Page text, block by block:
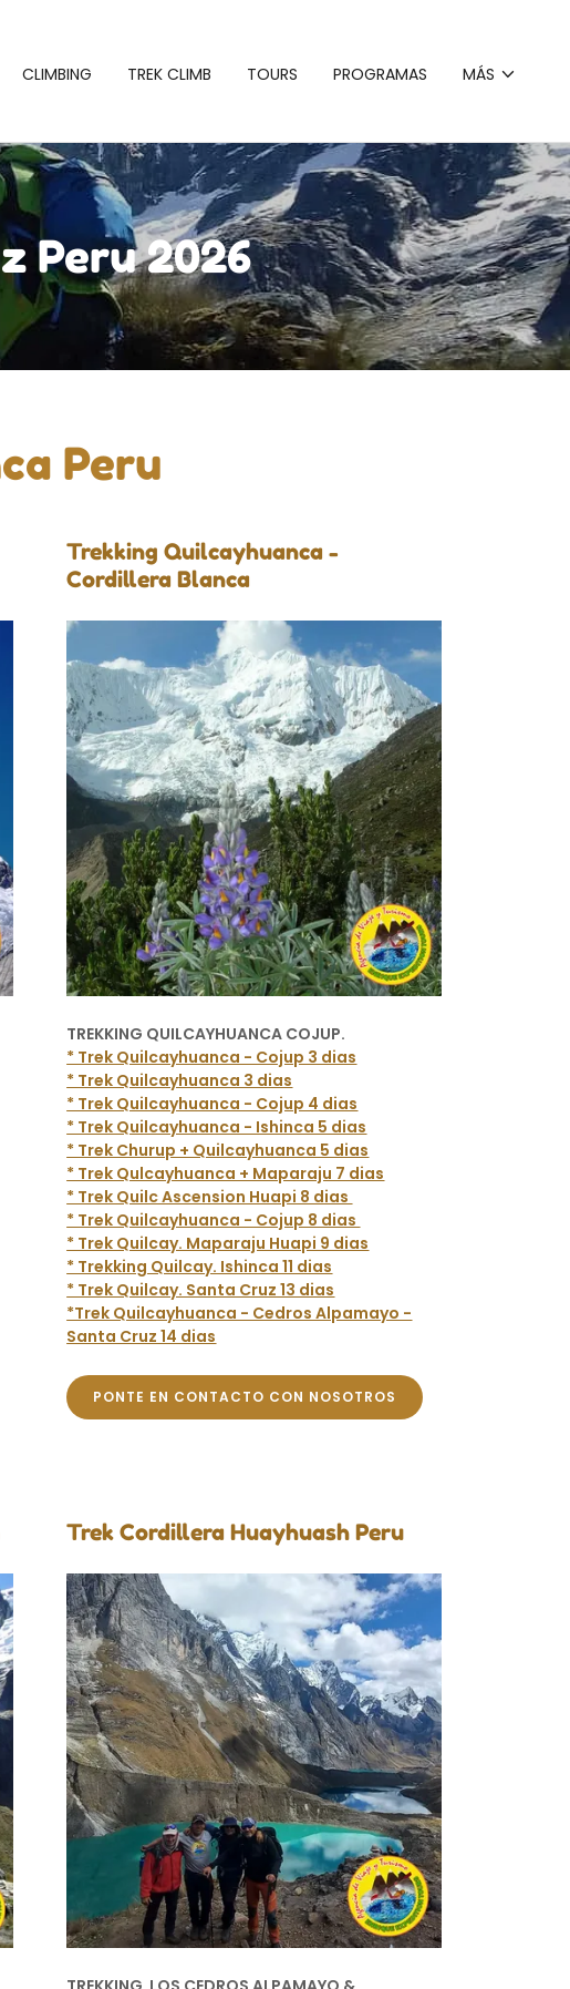
CLIMBING TREK CLIMB TOURS PROGRAMAS MÁS
Peru 2026
Peru
Trekking Quilcayhuanca -
Cordillera Blanca
TREKKING QUILCAYHUANCA COJUP.
* Trek Quilcayhuanca - Cojup 3 dias
* Trek Quilcayhuanca 3 dias
* Trek Quilcayhuanca - Cojup 4 dias
* Trek Quilcayhuanca - Ishinca 5 dias
* Trek Churup + Quilcayhuanca 5 dias
* Trek Qulcayhuanca + Maparaju 7 dias
* Trek Quilc Ascension Huapi 8 dias
* Trek Quilcayhuanca - Cojup 8 dias
* Trek Quilcay. Maparaju Huapi 9 dias
* Trekking Quilcay. Ishinca 11 dias
* Trek Quilcay. Santa Cruz 13 dias
*Trek Quilcayhuanca - Cedros Alpamayo -
Santa Cruz 14 dias
PONTE EN CONTACTO CON NOSOTROS
Trek Cordillera Huayhuash Peru